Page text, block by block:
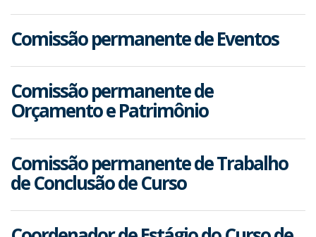
Comissão permanente de Eventos
Comissão permanente de
Orçamento e Patrimônio
Comissão permanente de Trabalho
de Conclusão de Curso